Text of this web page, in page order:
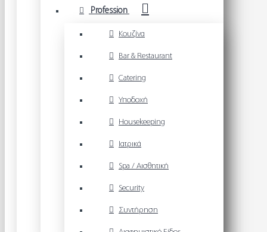
Profession
Κουζίνα
Bar & Restaurant
Catering
Υποδοχή
Housekeeping
Ιατρικά
Spa / Αισθητική
Security
Συντήρηση